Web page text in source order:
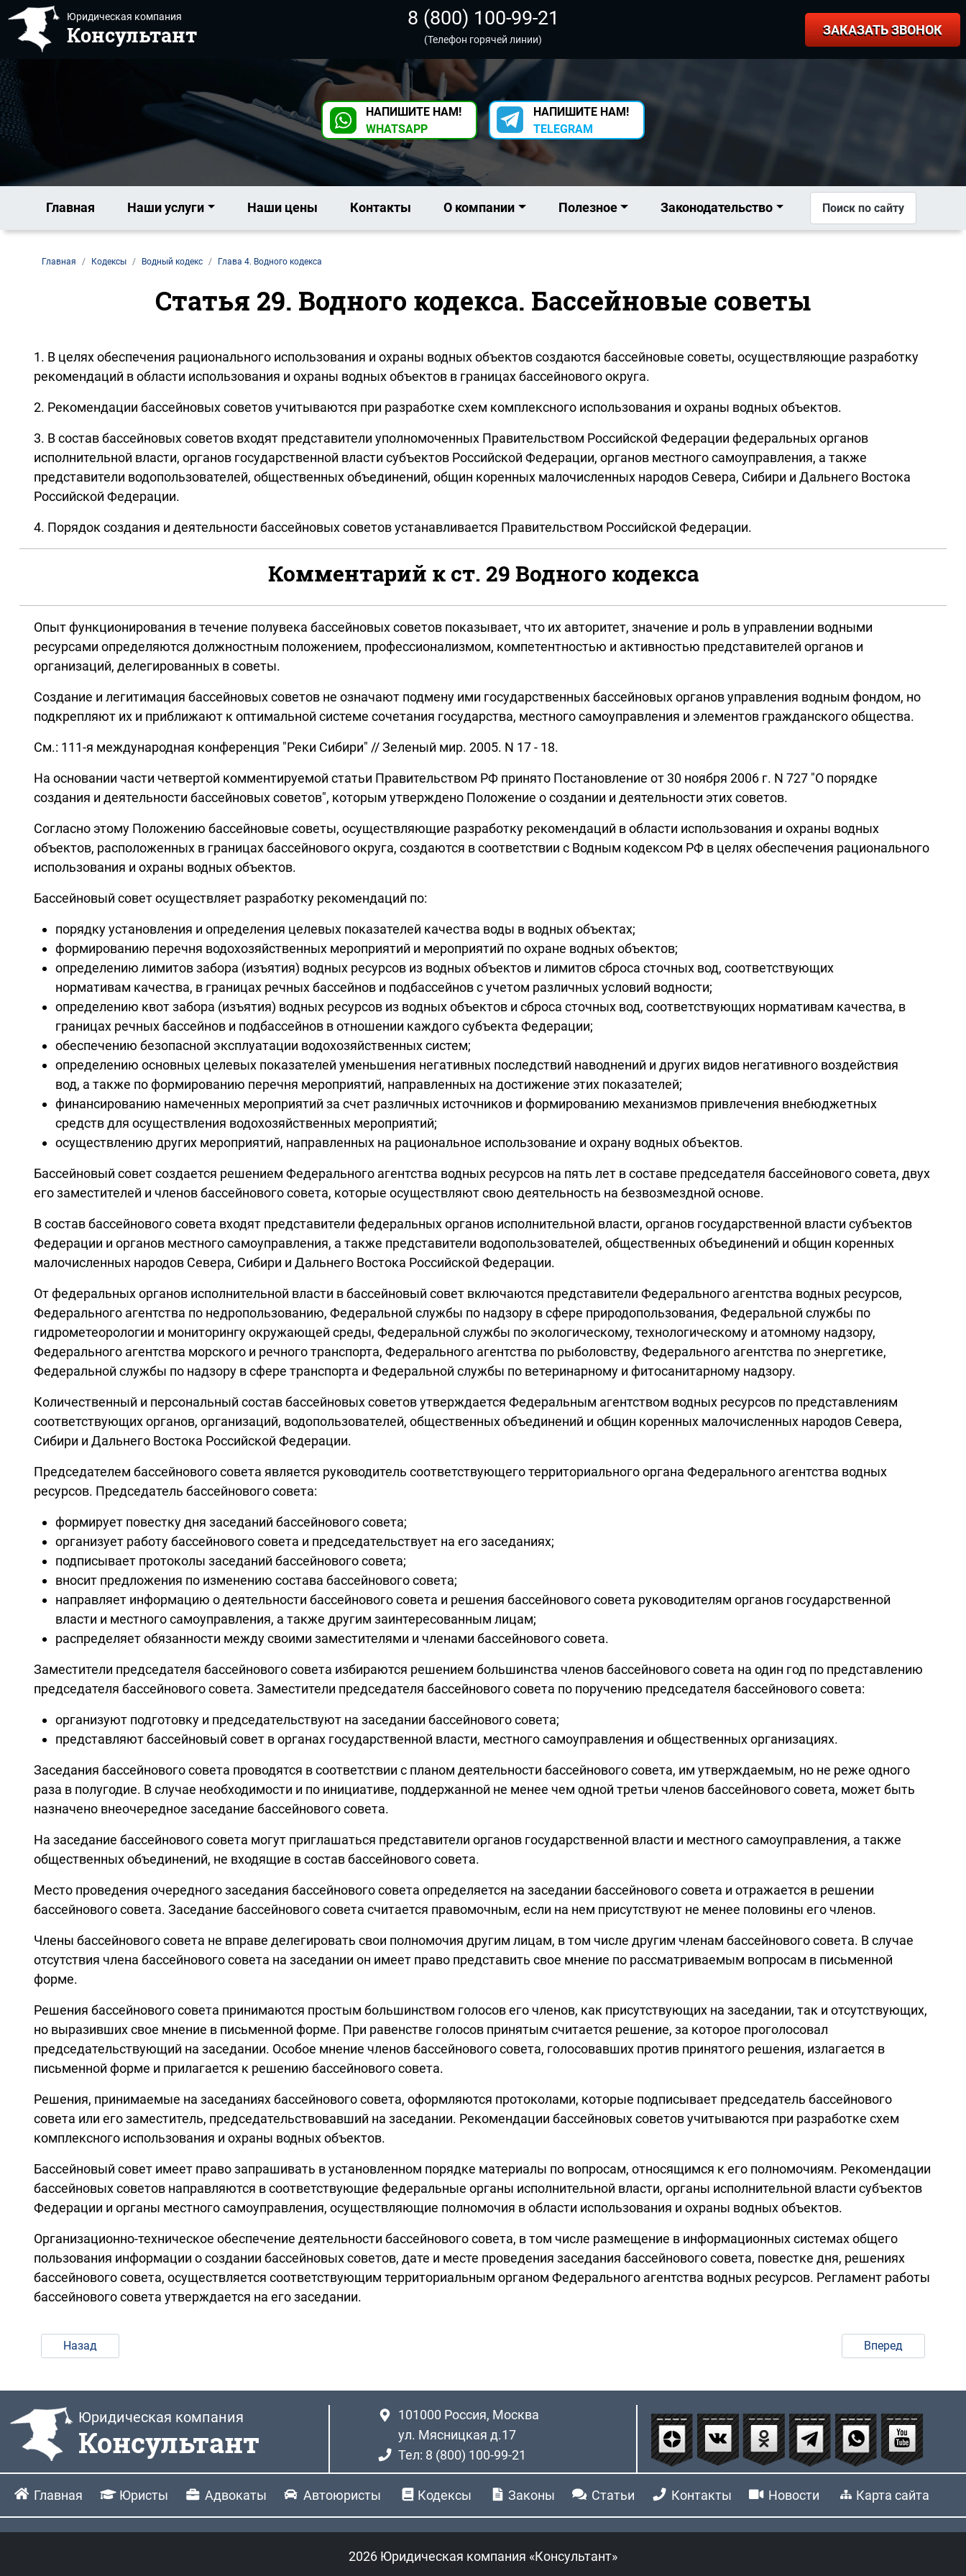
Юридическая компания
Консультант
8 (800) 100-99-21
(Телефон горячей линии)
ЗАКАЗАТЬ ЗВОНОК
НАПИШИТЕ НАМ!
WHATSAPP
НАПИШИТЕ НАМ!
TELEGRAM
Главная Наши услуги Наши цены Контакты О компании Полезное Законодательство Поиск по сайту
Главная Кодексы Водный кодекс Глава 4. Водного кодекса
Статья 29. Водного кодекса. Бассейновые советы
1. В целях обеспечения рационального использования и охраны водных объектов создаются бассейновые советы, осуществляющие разработку
рекомендаций в области использования и охраны водных объектов в границах бассейнового округа.
2. Рекомендации бассейновых советов учитываются при разработке схем комплексного использования и охраны водных объектов.
3. В состав бассейновых советов входят представители уполномоченных Правительством Российской Федерации федеральных органов
исполнительной власти, органов государственной власти субъектов Российской Федерации, органов местного самоуправления, а также
представители водопользователей, общественных объединений, общин коренных малочисленных народов Севера, Сибири и Дальнего Востока
Российской Федерации.
4. Порядок создания и деятельности бассейновых советов устанавливается Правительством Российской Федерации.
Комментарий к ст. 29 Водного кодекса
Опыт функционирования в течение полувека бассейновых советов показывает, что их авторитет, значение и роль в управлении водными
ресурсами определяются должностным положением, профессионализмом, компетентностью и активностью представителей органов и
организаций, делегированных в советы.
Создание и легитимация бассейновых советов не означают подмену ими государственных бассейновых органов управления водным фондом, но
подкрепляют их и приближают к оптимальной системе сочетания государства, местного самоуправления и элементов гражданского общества.
См.: 111-я международная конференция "Реки Сибири" // Зеленый мир. 2005. N 17 - 18.
На основании части четвертой комментируемой статьи Правительством РФ принято Постановление от 30 ноября 2006 г. N 727 "О порядке
создания и деятельности бассейновых советов", которым утверждено Положение о создании и деятельности этих советов.
Согласно этому Положению бассейновые советы, осуществляющие разработку рекомендаций в области использования и охраны водных
объектов, расположенных в границах бассейнового округа, создаются в соответствии с Водным кодексом РФ в целях обеспечения рационального
использования и охраны водных объектов.
Бассейновый совет осуществляет разработку рекомендаций по:
порядку установления и определения целевых показателей качества воды в водных объектах;
формированию перечня водохозяйственных мероприятий и мероприятий по охране водных объектов;
определению лимитов забора (изъятия) водных ресурсов из водных объектов и лимитов сброса сточных вод, соответствующих
нормативам качества, в границах речных бассейнов и подбассейнов с учетом различных условий водности;
определению квот забора (изъятия) водных ресурсов из водных объектов и сброса сточных вод, соответствующих нормативам качества, в
границах речных бассейнов и подбассейнов в отношении каждого субъекта Федерации;
обеспечению безопасной эксплуатации водохозяйственных систем;
определению основных целевых показателей уменьшения негативных последствий наводнений и других видов негативного воздействия
вод, а также по формированию перечня мероприятий, направленных на достижение этих показателей;
финансированию намеченных мероприятий за счет различных источников и формированию механизмов привлечения внебюджетных
средств для осуществления водохозяйственных мероприятий;
осуществлению других мероприятий, направленных на рациональное использование и охрану водных объектов.
Бассейновый совет создается решением Федерального агентства водных ресурсов на пять лет в составе председателя бассейнового совета, двух
его заместителей и членов бассейнового совета, которые осуществляют свою деятельность на безвозмездной основе.
В состав бассейнового совета входят представители федеральных органов исполнительной власти, органов государственной власти субъектов
Федерации и органов местного самоуправления, а также представители водопользователей, общественных объединений и общин коренных
малочисленных народов Севера, Сибири и Дальнего Востока Российской Федерации.
От федеральных органов исполнительной власти в бассейновый совет включаются представители Федерального агентства водных ресурсов,
Федерального агентства по недропользованию, Федеральной службы по надзору в сфере природопользования, Федеральной службы по
гидрометеорологии и мониторингу окружающей среды, Федеральной службы по экологическому, технологическому и атомному надзору,
Федерального агентства морского и речного транспорта, Федерального агентства по рыболовству, Федерального агентства по энергетике,
Федеральной службы по надзору в сфере транспорта и Федеральной службы по ветеринарному и фитосанитарному надзору.
Количественный и персональный состав бассейновых советов утверждается Федеральным агентством водных ресурсов по представлениям
соответствующих органов, организаций, водопользователей, общественных объединений и общин коренных малочисленных народов Севера,
Сибири и Дальнего Востока Российской Федерации.
Председателем бассейнового совета является руководитель соответствующего территориального органа Федерального агентства водных
ресурсов. Председатель бассейнового совета:
формирует повестку дня заседаний бассейнового совета;
организует работу бассейнового совета и председательствует на его заседаниях;
подписывает протоколы заседаний бассейнового совета;
вносит предложения по изменению состава бассейнового совета;
направляет информацию о деятельности бассейнового совета и решения бассейнового совета руководителям органов государственной
власти и местного самоуправления, а также другим заинтересованным лицам;
распределяет обязанности между своими заместителями и членами бассейнового совета.
Заместители председателя бассейнового совета избираются решением большинства членов бассейнового совета на один год по представлению
председателя бассейнового совета. Заместители председателя бассейнового совета по поручению председателя бассейнового совета:
организуют подготовку и председательствуют на заседании бассейнового совета;
представляют бассейновый совет в органах государственной власти, местного самоуправления и общественных организациях.
Заседания бассейнового совета проводятся в соответствии с планом деятельности бассейнового совета, им утверждаемым, но не реже одного
раза в полугодие. В случае необходимости и по инициативе, поддержанной не менее чем одной третьи членов бассейнового совета, может быть
назначено внеочередное заседание бассейнового совета.
На заседание бассейнового совета могут приглашаться представители органов государственной власти и местного самоуправления, а также
общественных объединений, не входящие в состав бассейнового совета.
Место проведения очередного заседания бассейнового совета определяется на заседании бассейнового совета и отражается в решении
бассейнового совета. Заседание бассейнового совета считается правомочным, если на нем присутствуют не менее половины его членов.
Члены бассейнового совета не вправе делегировать свои полномочия другим лицам, в том числе другим членам бассейнового совета. В случае
отсутствия члена бассейнового совета на заседании он имеет право представить свое мнение по рассматриваемым вопросам в письменной
форме.
Решения бассейнового совета принимаются простым большинством голосов его членов, как присутствующих на заседании, так и отсутствующих,
но выразивших свое мнение в письменной форме. При равенстве голосов принятым считается решение, за которое проголосовал
председательствующий на заседании. Особое мнение членов бассейнового совета, голосовавших против принятого решения, излагается в
письменной форме и прилагается к решению бассейнового совета.
Решения, принимаемые на заседаниях бассейнового совета, оформляются протоколами, которые подписывает председатель бассейнового
совета или его заместитель, председательствовавший на заседании. Рекомендации бассейновых советов учитываются при разработке схем
комплексного использования и охраны водных объектов.
Бассейновый совет имеет право запрашивать в установленном порядке материалы по вопросам, относящимся к его полномочиям. Рекомендации
бассейновых советов направляются в соответствующие федеральные органы исполнительной власти, органы исполнительной власти субъектов
Федерации и органы местного самоуправления, осуществляющие полномочия в области использования и охраны водных объектов.
Организационно-техническое обеспечение деятельности бассейнового совета, в том числе размещение в информационных системах общего
пользования информации о создании бассейновых советов, дате и месте проведения заседания бассейнового совета, повестке дня, решениях
бассейнового совета, осуществляется соответствующим территориальным органом Федерального агентства водных ресурсов. Регламент работы
бассейнового совета утверждается на его заседании.
Назад Вперед
Юридическая компания
Консультант
101000 Россия, Москва
ул. Мясницкая д.17
Тел: 8 (800) 100-99-21
Главная Юристы Адвокаты Автоюристы Кодексы Законы Статьи Контакты Новости Карта сайта
2026 Юридическая компания «Консультант»